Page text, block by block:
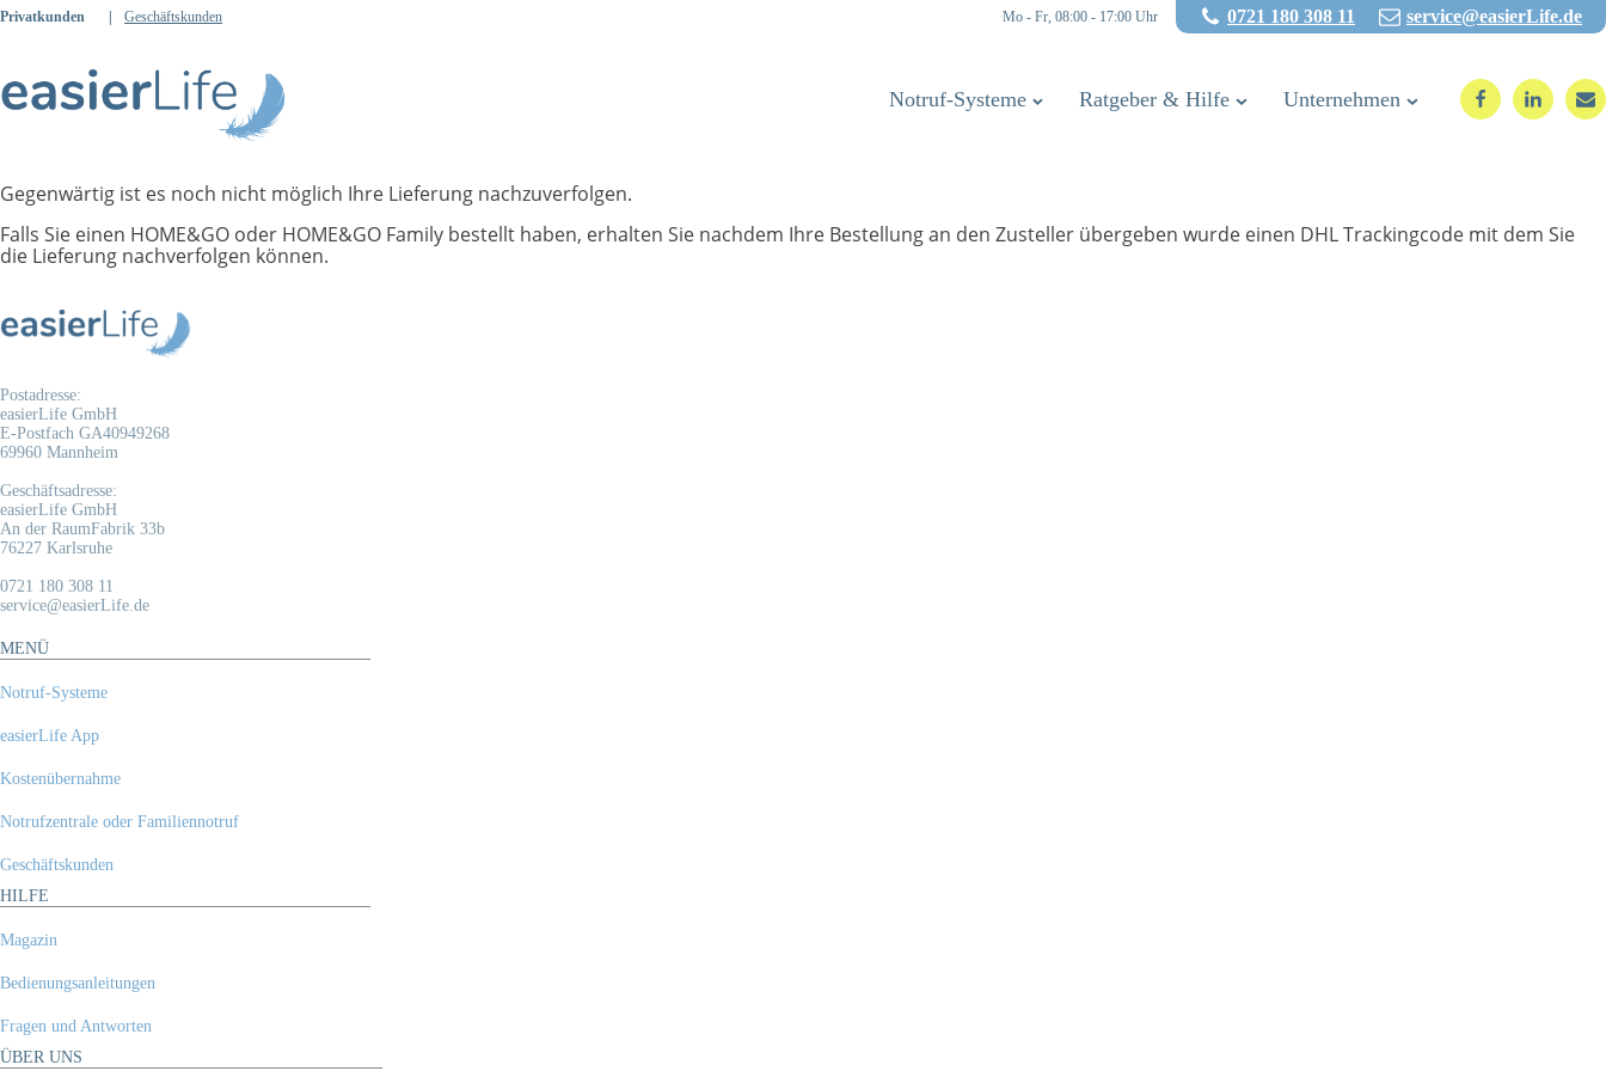
Privatkunden | Geschäftskunden Mo - Fr, 08:00 - 17:00 Uhr 0721 180 308 11 service@easierLife.de
Notruf-Systeme Ratgeber & Hilfe Unternehmen
Gegenwärtig ist es noch nicht möglich Ihre Lieferung nachzuverfolgen.
Falls Sie einen HOME&GO oder HOME&GO Family bestellt haben, erhalten Sie nachdem Ihre Bestellung an den Zusteller übergeben wurde einen DHL Trackingcode mit dem Sie
die Lieferung nachverfolgen können.
Postadresse:
easierLife GmbH
E-Postfach GA40949268
69960 Mannheim
Geschäftsadresse:
easierLife GmbH
An der RaumFabrik 33b
76227 Karlsruhe
0721 180 308 11
service@easierLife.de
MENÜ
Notruf-Systeme
easierLife App
Kostenübernahme
Notrufzentrale oder Familiennotruf
Geschäftskunden
HILFE
Magazin
Bedienungsanleitungen
Fragen und Antworten
ÜBER UNS